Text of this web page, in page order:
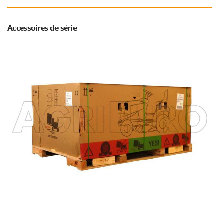
Accessoires de série